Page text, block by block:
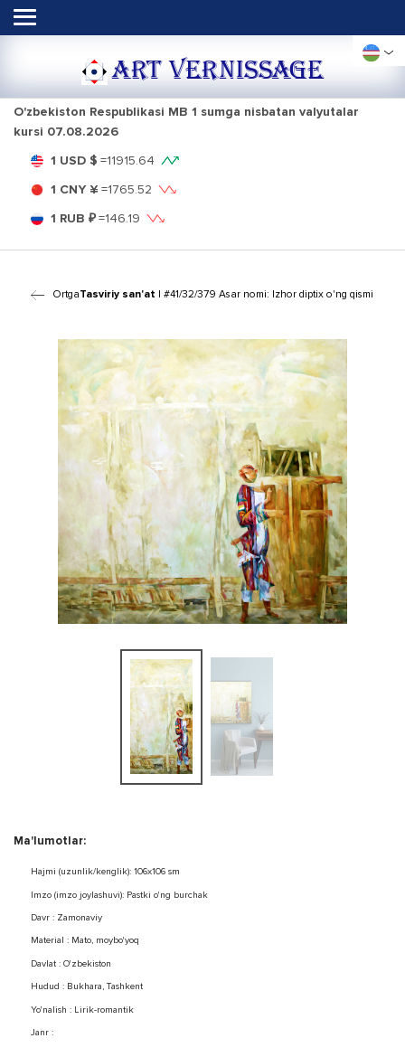
ART VERNISSAGE
O'zbekiston Respublikasi MB 1 sumga nisbatan valyutalar
kursi 07.08.2026
1 USD $ =11915.64
1 CNY ¥ =1765.52
1 RUB ₽=146.19
OrtgaTasviriy san'at | #41/32/379 Asar nomi: Izhor diptix o'ng qismi
Ma'lumotlar:
Hajmi (uzunlik/kenglik): 106x106 sm
Imzo (imzo joylashuvi): Pastki o'ng burchak
Davr : Zamonaviy
Material : Mato, moybo'yoq
Davlat : O'zbekiston
Hudud : Bukhara, Tashkent
Yo'nalish : Lirik-romantik
Janr :